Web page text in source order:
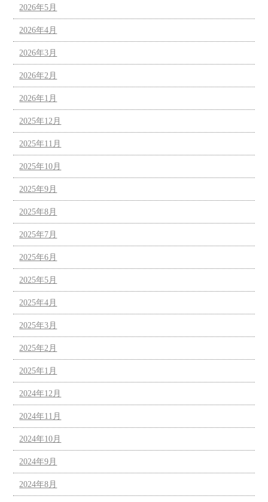
2026年5月
2026年4月
2026年3月
2026年2月
2026年1月
2025年12月
2025年11月
2025年10月
2025年9月
2025年8月
2025年7月
2025年6月
2025年5月
2025年4月
2025年3月
2025年2月
2025年1月
2024年12月
2024年11月
2024年10月
2024年9月
2024年8月